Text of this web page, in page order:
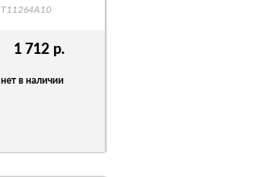
1 712 р.
нет в наличии